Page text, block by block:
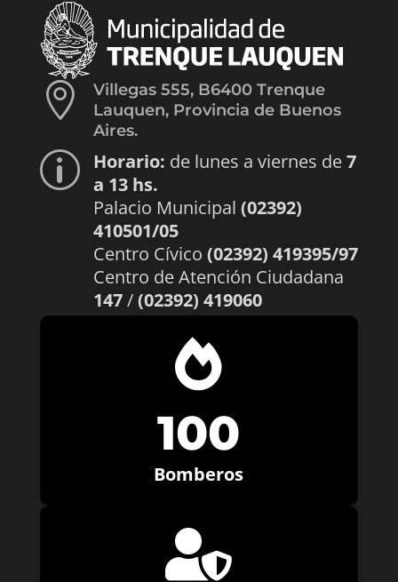

Villegas 555, B6400 Trenque
Lauquen, Provincia de Buenos
Aires.
p Horario: de lunes a viernes de7
a 13 hs.
Palacio Municipal (02392)
410501/05
Centro Cívico (02392) 419395/97
Centro de Atención Ciudadana
147/(02392) 419060

100
Bomberos
